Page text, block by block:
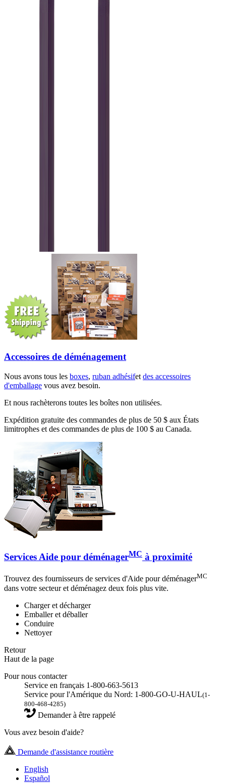
Accessoires de déménagement
Nous avons tous les boxes, ruban adhésifet des accessoires
d'emballage vous avez besoin.
Et nous rachèterons toutes les boîtes non utilisées.
Expédition gratuite des commandes de plus de 50 $ aux États
limitrophes et des commandes de plus de 100 $ au Canada.
Services Aide pour déménagerMC à proximité
Trouvez des fournisseurs de services d'Aide pour déménagerMC
dans votre secteur et déménagez deux fois plus vite.
Charger et décharger
Emballer et déballer
Conduire
Nettoyer
Retour
Haut de la page
Pour nous contacter
Service en français 1-800-663-5613
Service pour l'Amérique du Nord: 1-800-GO-U-HAUL(1-
800-468-4285)
Demander à être rappelé
Vous avez besoin d'aide?
Demande d'assistance routière
English
Español